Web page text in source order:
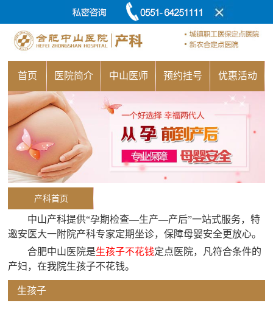
首页 医院简介 中山医师 预约挂号 优惠活动
产科首页
中山产科提供“孕期检查—生产—产后”一站式服务，特
邀安医大一附院产科专家定期坐诊，保障母婴安全更放心。
合肥中山医院是生孩子不花钱定点医院，凡符合条件的
产妇，在我院生孩子不花钱。
生孩子